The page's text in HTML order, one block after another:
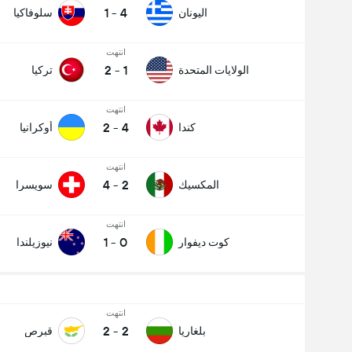
اليونان 4
-
1 سلوفاكيا
الولايات المتحدة
انتهت
1
-
2 تركيا
كندا
انتهت
4
-
2 أوكرانيا
المكسيك
انتهت
2
-
4 سويسرا
كوت ديفوار
انتهت
0
-
1 نيوزيلندا
بلغاريا
انتهت
2
-
2 قبرص